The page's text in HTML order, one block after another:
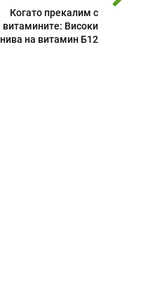
Когато прекалим с
витамините: Високи
нива на витамин Б12